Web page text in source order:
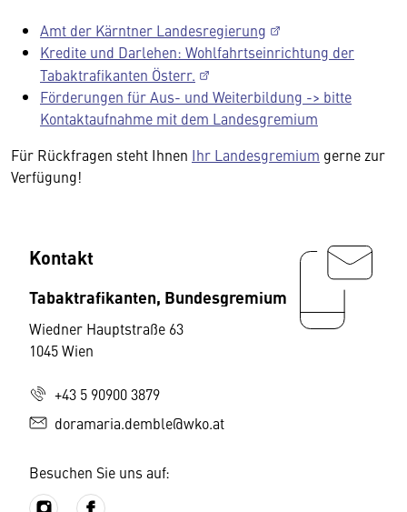
Amt der Kärntner Landesregierung
Kredite und Darlehen: Wohlfahrtseinrichtung der
Tabaktrafikanten Österr.
Förderungen für Aus- und Weiterbildung -> bitte
Kontaktaufnahme mit dem Landesgremium
Für Rückfragen steht Ihnen Ihr Landesgremium gerne zur
Verfügung!
Kontakt
Tabaktrafikanten, Bundesgremium
Wiedner Hauptstraße 63
1045 Wien
+43 5 90900 3879
doramaria.demble@wko.at
Besuchen Sie uns auf: